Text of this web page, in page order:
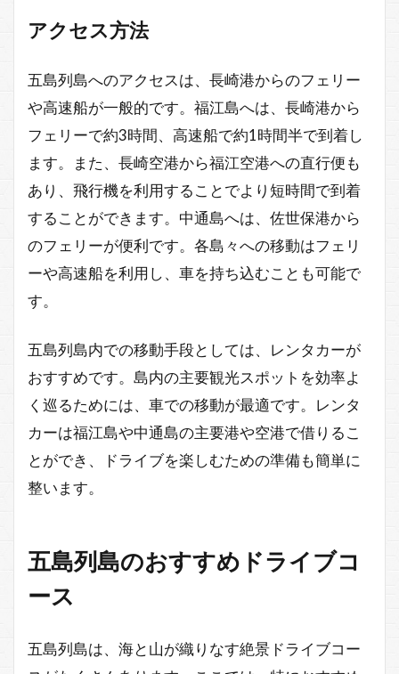
アクセス方法
五島列島へのアクセスは、長崎港からのフェリー
や高速船が一般的です。福江島へは、長崎港から
フェリーで約3時間、高速船で約1時間半で到着し
ます。また、長崎空港から福江空港への直行便も
あり、飛行機を利用することでより短時間で到着
することができます。中通島へは、佐世保港から
のフェリーが便利です。各島々への移動はフェリ
ーや高速船を利用し、車を持ち込むことも可能で
す。
五島列島内での移動手段としては、レンタカーが
おすすめです。島内の主要観光スポットを効率よ
く巡るためには、車での移動が最適です。レンタ
カーは福江島や中通島の主要港や空港で借りるこ
とができ、ドライブを楽しむための準備も簡単に
整います。
五島列島のおすすめドライブコ
ース
五島列島は、海と山が織りなす絶景ドライブコー